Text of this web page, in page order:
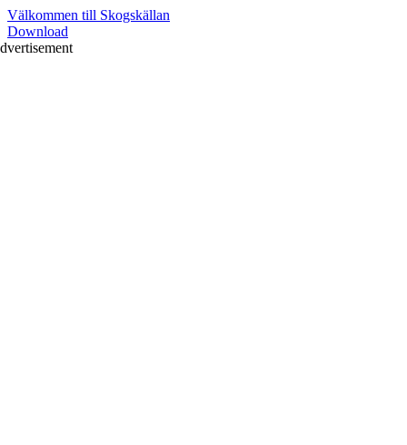
Välkommen till Skogskällan
Download